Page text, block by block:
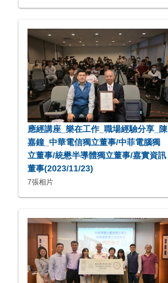
應經講座_樂在工作_職場經驗分享_陳
嘉鐘_中華電信獨立董事/中菲電腦獨
立董事/統懋半導體獨立董事/嘉實資訊
董事(2023/11/23)
7張相片